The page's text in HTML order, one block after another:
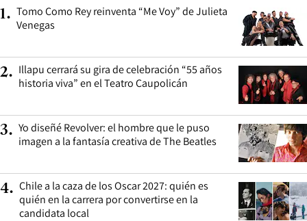
1. Tomo Como Rey reinventa “Me Voy” de Julieta
Venegas
2. Illapu cerrará su gira de celebración “55 años
historia viva” en el Teatro Caupolicán
3. Yo diseñé Revolver: el hombre que le puso
imagen a la fantasía creativa de The Beatles
4. Chile a la caza de los Oscar 2027: quién es
quién en la carrera por convertirse en la
candidata local